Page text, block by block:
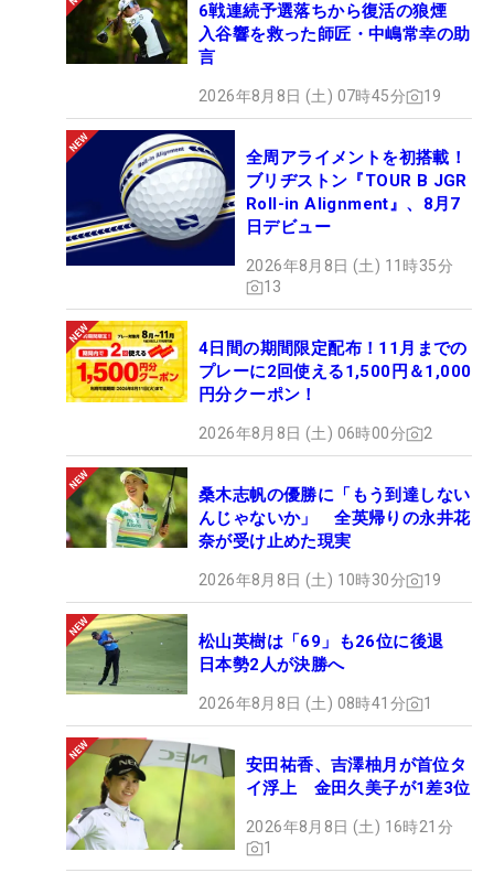
6戦連続予選落ちから復活の狼煙
入谷響を救った師匠・中嶋常幸の助
言
2026年8月8日 (土) 07時45分 19
全周アライメントを初搭載！
ブリヂストン『TOUR B JGR
Roll-in Alignment』、8月7
日デビュー
2026年8月8日 (土) 11時35分
13
4日間の期間限定配布！11月までの
プレーに2回使える1,500円＆1,000
円分クーポン！
2026年8月8日 (土) 06時00分 2
桑木志帆の優勝に「もう到達しない
んじゃないか」 全英帰りの永井花
奈が受け止めた現実
2026年8月8日 (土) 10時30分 19
松山英樹は「69」も26位に後退
日本勢2人が決勝へ
2026年8月8日 (土) 08時41分 1
安田祐香、吉澤柚月が首位タ
イ浮上 金田久美子が1差3位
2026年8月8日 (土) 16時21分
1